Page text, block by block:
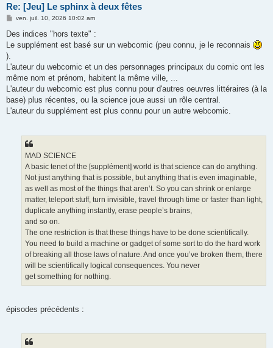
Re: [Jeu] Le sphinx à deux fêtes
M
s
a
ven. juil. 10, 2026 10:02 am
Des indices "hors texte" :
Le supplément est basé sur un webcomic (peu connu, je le reconnais
).
L'auteur du webcomic et un des personnages principaux du comic ont les
même nom et prénom, habitent la même ville, ...
L'auteur du webcomic est plus connu pour d'autres oeuvres littéraires (à la
base) plus récentes, ou la science joue aussi un rôle central.
L'auteur du supplément est plus connu pour un autre webcomic.
MAD SCIENCE
A basic tenet of the [supplément] world is that science can do anything.
Not just anything that is possible, but anything that is even imaginable,
as well as most of the things that aren’t. So you can shrink or enlarge
matter, teleport stuff, turn invisible, travel through time or faster than light,
duplicate anything instantly, erase people’s brains,
and so on.
The one restriction is that these things have to be done scientifically.
You need to build a machine or gadget of some sort to do the hard work
of breaking all those laws of nature. And once you’ve broken them, there
will be scientifically logical consequences. You never
get something for nothing.
épisodes précédents :